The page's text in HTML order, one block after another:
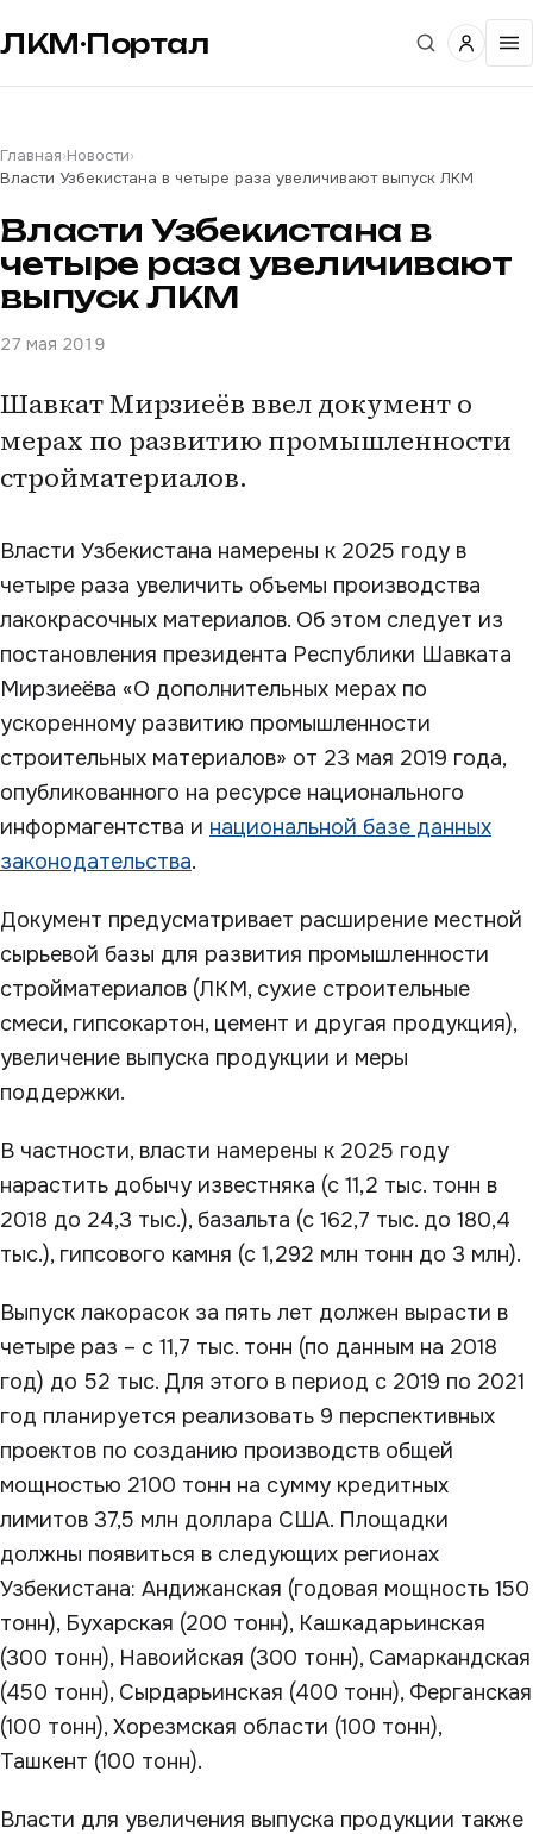
ЛКМ·Портал
Главная›Новости›
Власти Узбекистана в четыре раза увеличивают выпуск ЛКМ
Власти Узбекистана в
четыре раза увеличивают
выпуск ЛКМ
27 мая 2019
Шавкат Мирзиеёв ввел документ о
мерах по развитию промышленности
стройматериалов.
Власти Узбекистана намерены к 2025 году в
четыре раза увеличить объемы производства
лакокрасочных материалов. Об этом следует из
постановления президента Республики Шавката
Мирзиеёва «О дополнительных мерах по
ускоренному развитию промышленности
строительных материалов» от 23 мая 2019 года,
опубликованного на ресурсе национального
информагентства и национальной базе данных
законодательства.
Документ предусматривает расширение местной
сырьевой базы для развития промышленности
стройматериалов (ЛКМ, сухие строительные
смеси, гипсокартон, цемент и другая продукция),
увеличение выпуска продукции и меры
поддержки.
В частности, власти намерены к 2025 году
нарастить добычу известняка (с 11,2 тыс. тонн в
2018 до 24,3 тыс.), базальта (с 162,7 тыс. до 180,4
тыс.), гипсового камня (с 1,292 млн тонн до 3 млн).
Выпуск лакорасок за пять лет должен вырасти в
четыре раз – с 11,7 тыс. тонн (по данным на 2018
год) до 52 тыс. Для этого в период с 2019 по 2021
год планируется реализовать 9 перспективных
проектов по созданию производств общей
мощностью 2100 тонн на сумму кредитных
лимитов 37,5 млн доллара США. Площадки
должны появиться в следующих регионах
Узбекистана: Андижанская (годовая мощность 150
тонн), Бухарская (200 тонн), Кашкадарьинская
(300 тонн), Навоийская (300 тонн), Самаркандская
(450 тонн), Сырдарьинская (400 тонн), Ферганская
(100 тонн), Хорезмская области (100 тонн),
Ташкент (100 тонн).
Власти для увеличения выпуска продукции также